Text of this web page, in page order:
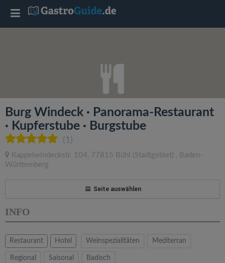
Burg Windeck · Panorama-Restaurant
· Kupferstube · Burgstube
(1)
Kappelwindeckstr. 104, 77815 Bühl (Stadtgebiet) , Baden-
Württemberg
Seite auswählen
INFO
Restaurant Hotel Weinspezialitäten Mediterran
Regional Saisonal Badisch
T
l
e